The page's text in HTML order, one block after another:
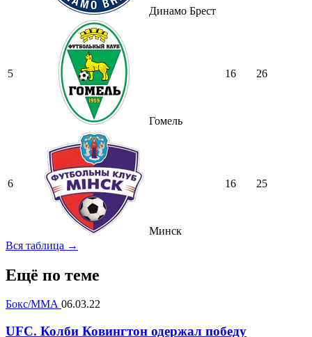
Динамо Брест
5
Гомель
16 26
6
Минск
16 25
Вся таблица →
Ещё по теме
Бокс/ММА 06.03.22
UFC. Колби Ковингтон одержал победу